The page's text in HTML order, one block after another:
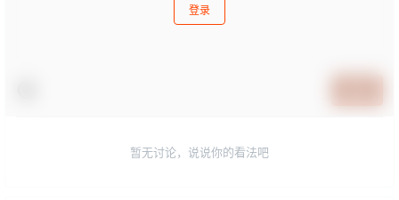
登录
暂无讨论，说说你的看法吧